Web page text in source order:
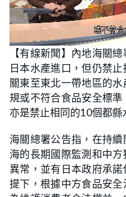
U
n
m
t
e
L
o
a
d
e
d
:
2
6
.
5
5
【有線新聞】內地海關
日本水產進口，但仍禁
關東至東北一帶地區的
規或不符合食品安全標
亦是禁止相同的10個都縣
海關總署公告指，在持
海的長期國際監測和中
異常，並有日本政府承
提下，根據中方食品安全